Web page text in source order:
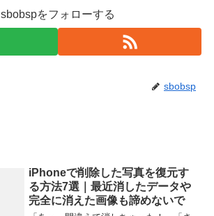
sbobspをフォローする
sbobsp
iPhoneで削除した写真を復元す
る方法7選｜最近消したデータや
完全に消えた画像も諦めないで